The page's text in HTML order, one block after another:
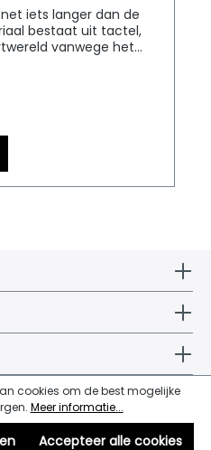
iets langer dan de
bestaat uit tactel,
vanwege het
deze goed blijft
Droom van iedere
cookies om de best mogelijke
Meer informatie...
Accepteer alle cookies